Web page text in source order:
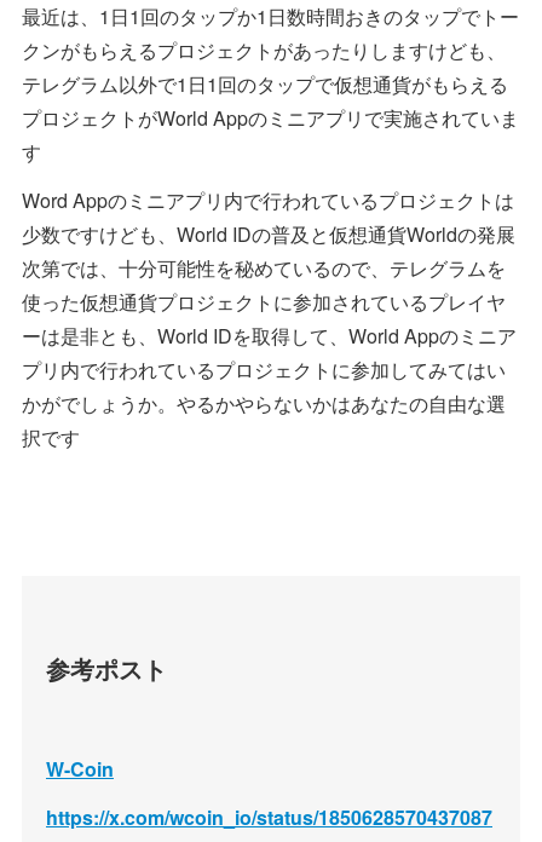
最近は、1日1回のタップか1日数時間おきのタップでトー
クンがもらえるプロジェクトがあったりしますけども、
テレグラム以外で1日1回のタップで仮想通貨がもらえる
プロジェクトがWorld Appのミニアプリで実施されていま
す
Word Appのミニアプリ内で行われているプロジェクトは
少数ですけども、World IDの普及と仮想通貨Worldの発展
次第では、十分可能性を秘めているので、テレグラムを
使った仮想通貨プロジェクトに参加されているプレイヤ
ーは是非とも、World IDを取得して、World Appのミニア
プリ内で行われているプロジェクトに参加してみてはい
かがでしょうか。やるかやらないかはあなたの自由な選
択です
参考ポスト
W-Coin
https://x.com/wcoin_io/status/1850628570437087